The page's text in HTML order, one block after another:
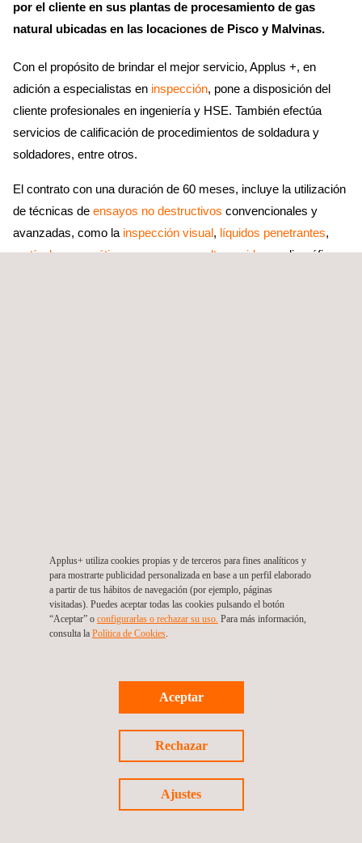
por el cliente en sus plantas de procesamiento de gas
natural ubicadas en las locaciones de Pisco y Malvinas.
Con el propósito de brindar el mejor servicio, Applus +, en
adición a especialistas en inspección, pone a disposición del
cliente profesionales en ingeniería y HSE. También efectúa
servicios de calificación de procedimientos de soldadura y
soldadores, entre otros.
El contrato con una duración de 60 meses, incluye la utilización
de técnicas de ensayos no destructivos convencionales y
avanzadas, como la inspección visual, líquidos penetrantes,
partículas magnéticas,ensayos por ultrasonidos, radiográficos,
para el aseguramiento de la integridad de sus activos.
Applus+ utiliza cookies propias y de terceros para fines analíticos y
para mostrarte publicidad personalizada en base a un perfil elaborado
a partir de tus hábitos de navegación (por ejemplo, páginas
visitadas). Puedes aceptar todas las cookies pulsando el botón
“Aceptar” o configurarlas o rechazar su uso. Para más información,
consulta la Política de Cookies. ​​
Aceptar
Rechazar
Ajustes